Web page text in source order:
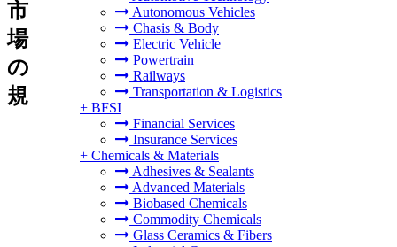
Autonomous Vehicles
Chasis & Body
Electric Vehicle
Powertrain
Railways
Transportation & Logistics
+ BFSI
Financial Services
Insurance Services
+ Chemicals & Materials
Adhesives & Sealants
Advanced Materials
Biobased Chemicals
Commodity Chemicals
Glass Ceramics & Fibers
市
場
の
規